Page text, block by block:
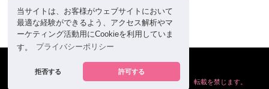
当サイトは、お客様がウェブサイトにおいて
最適な経験ができるよう、アクセス解析やマ
ーケティング活動用にCookieを利用していま
す。
プライバシーポリシー
拒否する 許可する
運営会社
お問合せ
powered by
掲載の情報や画像など、すべてのコンテンツの無断複写、転載を禁じます。